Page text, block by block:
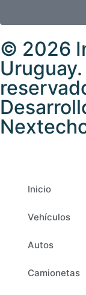
© 2026
Inicio
Vehículos
Autos
Camionetas